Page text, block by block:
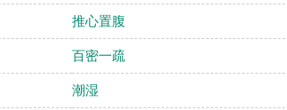
推心置腹
百密一疏
潮湿